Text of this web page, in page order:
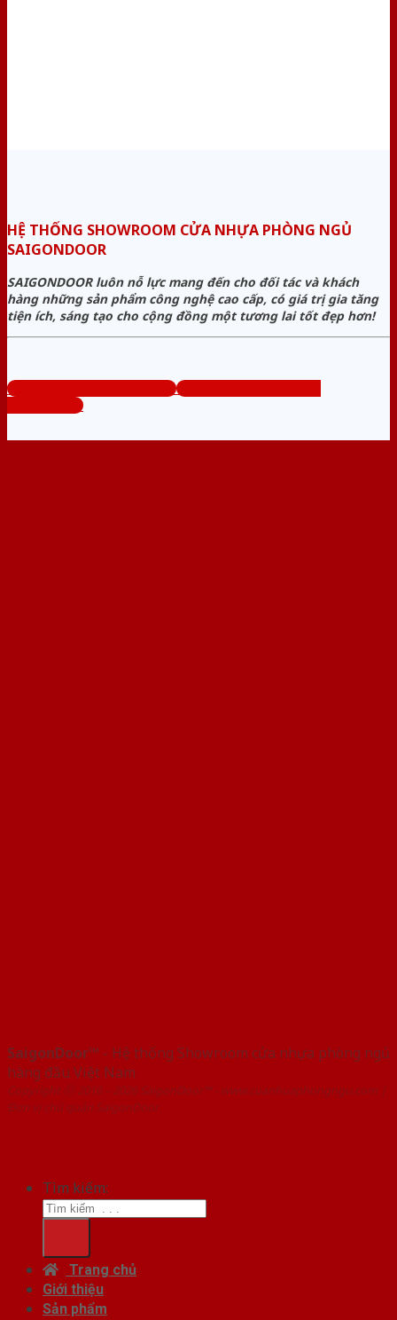
HỆ THỐNG SHOWROOM CỬA NHỰA PHÒNG NGỦ
SAIGONDOOR
SAIGONDOOR luôn nỗ lực mang đến cho đối tác và khách
hàng những sản phẩm công nghệ cao cấp, có giá trị gia tăng
tiện ích, sáng tạo cho cộng đồng một tương lai tốt đẹp hơn!
www.cuanhuaphongngu.com
Tổng đài tư vấn miễn phí:
0824.400.400
SaigonDoor™ - Hệ thống Showroom cửa nhựa phòng ngủ
hàng đầu Việt Nam
Copyright ⓒ 2016 – 2026 SaigonDoor™ - www.cuanhuaphongngu.com |
Đơn vị chủ quản SaigonDoor
Tìm kiếm:
Trang chủ
Giới thiệu
Sản phẩm